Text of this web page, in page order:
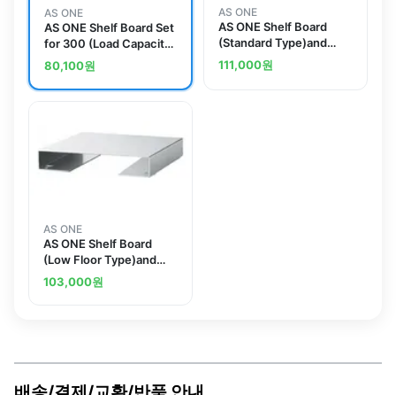
AS ONE
AS ONE Shelf Board Set
for 300 (Load Capacity:
15kg)and others
80,100원
AS ONE
AS ONE Shelf Board
(Standard Type)and
others
111,000원
AS ONE
AS ONE Shelf Board
(Low Floor Type)and
others
103,000원